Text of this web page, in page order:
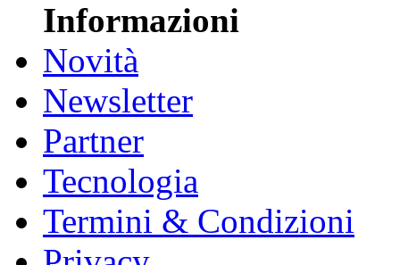
Informazioni
Novità
Newsletter
Partner
Tecnologia
Termini & Condizioni